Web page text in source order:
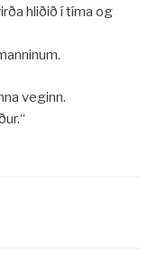
hliðið í tíma og
veginn.